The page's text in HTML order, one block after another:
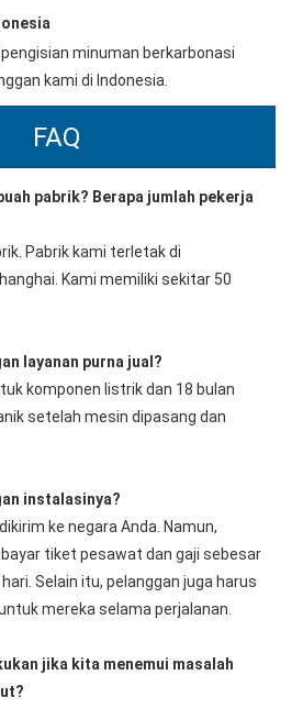
pengisian minuman berkarbonasi
kami di Indonesia.
FAQ
pabrik? Berapa jumlah pekerja
Pabrik kami terletak di
Kami memiliki sekitar 50
layanan purna jual?
komponen listrik dan 18 bulan
setelah mesin dipasang dan
instalasinya?
ke negara Anda. Namun,
tiket pesawat dan gaji sebesar
Selain itu, pelanggan juga harus
mereka selama perjalanan.
jika kita menemui masalah